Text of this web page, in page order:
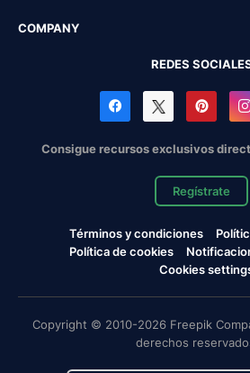
COMPANY
REDES
Consigue recursos exclusivos
Regístrate
Términos y condiciones
Política de cookies
Cookies
Copyright © 2010-2026 Freepik
derechos